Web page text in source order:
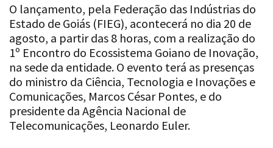
O lançamento, pela Federação das Indústrias do
Estado de Goiás (FIEG), acontecerá no dia 20 de
agosto, a partir das 8 horas, com a realização do
1º Encontro do Ecossistema Goiano de Inovação,
na sede da entidade. O evento terá as presenças
do ministro da Ciência, Tecnologia e Inovações e
Comunicações, Marcos César Pontes, e do
presidente da Agência Nacional de
Telecomunicações, Leonardo Euler.